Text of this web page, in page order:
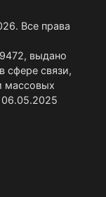
Все права
выдано
сфере связи,
массовых